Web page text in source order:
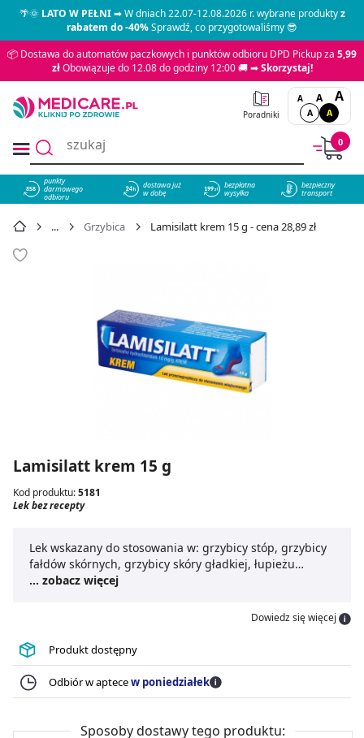
🌴🌞LATO W PEŁNI➡ W dniach 22.07-12.08.2026 r. wybrane produktyz
rabatem do -40%Sprawdź, co przygotowaliśmy 😎
📦 Dostawa do automatów paczkowych i punktów odbioru DPD Pickup za 5,99
złObowiązuje do 12.08 do godziny 12:00 🚚 ➡Skorzystaj!
Poradniki
A A A
A A
0
858
punkty
darmowego
odbioru
dostawa już
w dobę
bezpłatna
wysyłka
bezpieczny
transport
Grzybica Lamisilatt krem 15 g - cena 28,89 zł
Lamisilatt krem 15 g
Kod produktu:5181
Lek bez recepty
Lek wskazany do stosowania w: grzybicy stóp, grzybicy
fałdów skórnych, grzybicy skóry gładkiej, łupieżu
pstrego.
... zobacz więcej
Dowiedz się więcej
Produkt dostępny
Odbiór w aptecew poniedziałek
Sposoby dostawy tego produktu: